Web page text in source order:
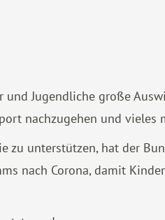
Jugendliche große
nachzugehen und vieles
unterstützen, hat der
nach Corona, damit